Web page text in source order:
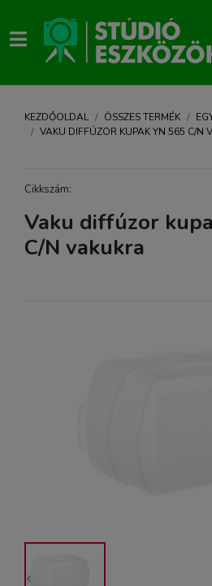
KEZDŐOLDAL ÖSSZES TERMÉK
VAKU DIFFÚZOR KUPAK YN 565 C/N
Cikkszám:
Vaku diffúzor
C/N vakukra